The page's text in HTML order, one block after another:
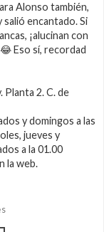
Alonso también,
encantado. Si
¡alucinan con
Eso sí, recordad
Planta 2. C. de
y domingos a las
jueves y
a la 01.00
la web.